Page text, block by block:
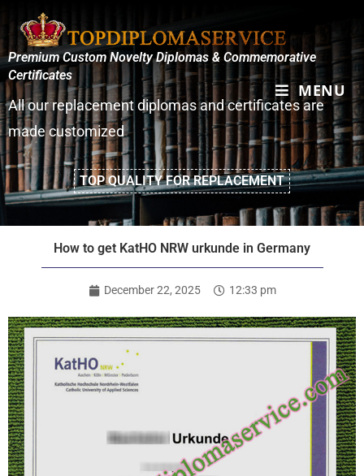
MENU
Premium Custom Novelty Diplomas & Commemorative
Certificates
All our replacement diplomas and certificates are
made customized
TOP QUALITY FOR REPLACEMENT
How to get KatHO NRW urkunde in Germany
December 22, 2025 12:33 pm